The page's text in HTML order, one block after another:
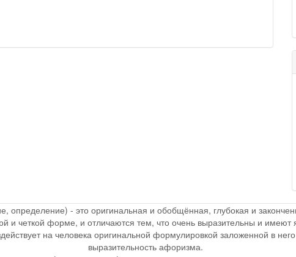
определение) - это оригинальная и обобщённая, глубокая и
и четкой форме, и отличаются тем, что очень выразительны и
на человека оригинальной формулировкой заложенной в
выразительность афоризма.